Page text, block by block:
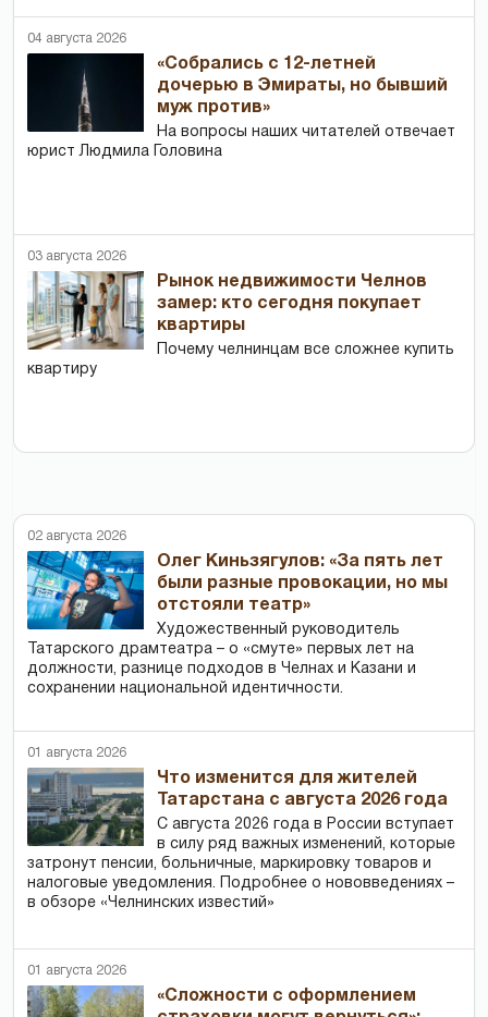
04 августа 2026
«Собрались с 12-летней
дочерью в Эмираты, но бывший
муж против»
На вопросы наших читателей отвечает
юрист Людмила Головина
03 августа 2026
Рынок недвижимости Челнов
замер: кто сегодня покупает
квартиры
Почему челнинцам все сложнее купить
квартиру
02 августа 2026
Олег Киньзягулов: «За пять лет
были разные провокации, но мы
отстояли театр»
Художественный руководитель
Татарского драмтеатра – о «смуте» первых лет на
должности, разнице подходов в Челнах и Казани и
сохранении национальной идентичности.
01 августа 2026
Что изменится для жителей
Татарстана с августа 2026 года
С августа 2026 года в России вступает
в силу ряд важных изменений, которые
затронут пенсии, больничные, маркировку товаров и
налоговые уведомления. Подробнее о нововведениях –
в обзоре «Челнинских известий»
01 августа 2026
«Сложности с оформлением